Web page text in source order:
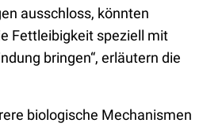
ausschloss, könnten
Fettleibigkeit speziell mit
bringen“, erläutern die
biologische Mechanismen